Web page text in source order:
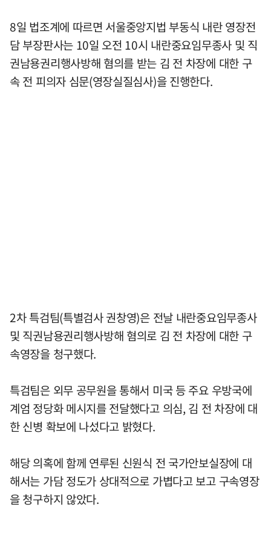
8일 법조계에 따르면 서울중앙지법 부동식 내란 영장전
담 부장판사는 10일 오전 10시 내란중요임무종사 및 직
권남용권리행사방해 혐의를 받는 김 전 차장에 대한 구
속 전 피의자 심문(영장실질심사)을 진행한다.
2차 특검팀(특별검사 권창영)은 전날 내란중요임무종사
및 직권남용권리행사방해 혐의로 김 전 차장에 대한 구
속영장을 청구했다.
특검팀은 외무 공무원을 통해서 미국 등 주요 우방국에
계엄 정당화 메시지를 전달했다고 의심, 김 전 차장에 대
한 신병 확보에 나섰다고 밝혔다.
해당 의혹에 함께 연루된 신원식 전 국가안보실장에 대
해서는 가담 정도가 상대적으로 가볍다고 보고 구속영장
을 청구하지 않았다.